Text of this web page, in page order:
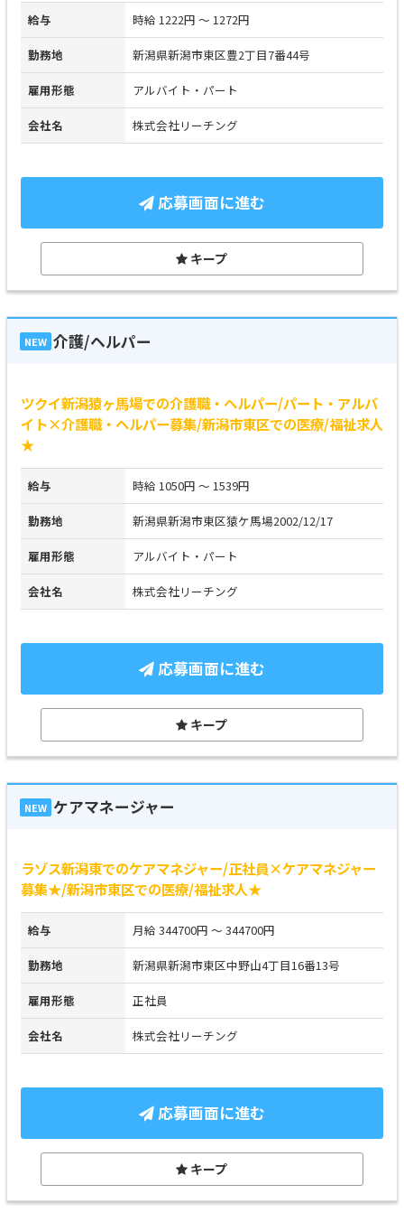
給与 時給 1222円 ～ 1272円
勤務地 新潟県新潟市東区豊2丁目7番44号
雇用形態 アルバイト・パート
会社名 株式会社リーチング
応募画面に進む
キープ
NEW 介護/ヘルパー
ツクイ新潟猿ヶ馬場での介護職・ヘルパー/パート・アルバ
イト×介護職・ヘルパー募集/新潟市東区での医療/福祉求人
★
給与 時給 1050円 ～ 1539円
勤務地 新潟県新潟市東区猿ケ馬場2002/12/17
雇用形態 アルバイト・パート
会社名 株式会社リーチング
応募画面に進む
キープ
NEW ケアマネージャー
ラゾス新潟東でのケアマネジャー/正社員×ケアマネジャー
募集★/新潟市東区での医療/福祉求人★
給与 月給 344700円 ～ 344700円
勤務地 新潟県新潟市東区中野山4丁目16番13号
雇用形態 正社員
会社名 株式会社リーチング
応募画面に進む
キープ